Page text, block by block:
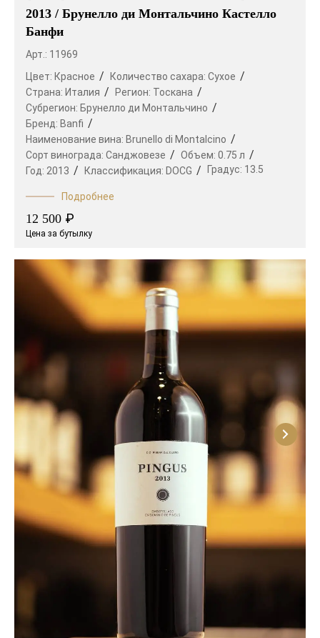
2013 / Брунелло ди Монтальчино Кастелло
Банфи
Арт.: 11969
Цвет: Красное Количество сахара: Сухое
Страна: Италия Регион: Тоскана
Субрегион: Брунелло ди Монтальчино
Бренд: Banfi
Наименование вина: Brunello di Montalcino
Сорт винограда: Санджовезе Объем: 0.75 л
Год: 2013 Классификация: DOCG Градус: 13.5
Подробнее
12 500 ₽
Цена за бутылку